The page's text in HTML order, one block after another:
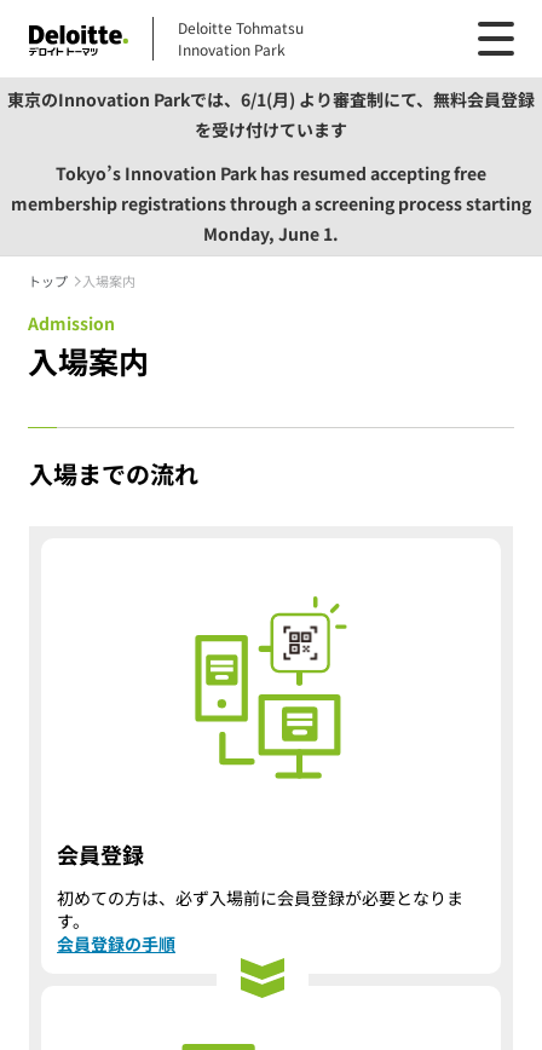
Deloitte Tohmatsu
Innovation Park
東京のInnovation Parkでは、6/1(月) より審査制にて、無料会員登録
を受け付けています
Tokyo’s Innovation Park has resumed accepting free
membership registrations through a screening process starting
Monday, June 1.
トップ 入場案内
Admission
入場案内
入場までの流れ
会員登録
初めての方は、必ず入場前に会員登録が必要となりま
す。
会員登録の手順